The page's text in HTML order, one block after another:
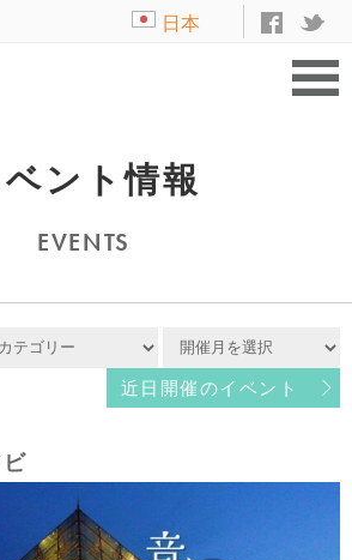
日本
ント情報
EVENTS
近日開催のイベント